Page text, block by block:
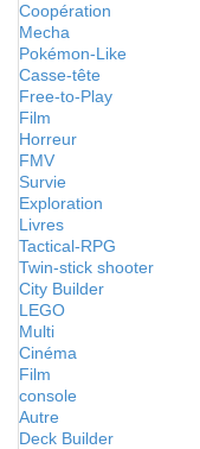
Coopération
Mecha
Pokémon-Like
Casse-tête
Free-to-Play
Film
Horreur
FMV
Survie
Exploration
Livres
Tactical-RPG
Twin-stick shooter
City Builder
LEGO
Multi
Cinéma
Film
console
Autre
Deck Builder